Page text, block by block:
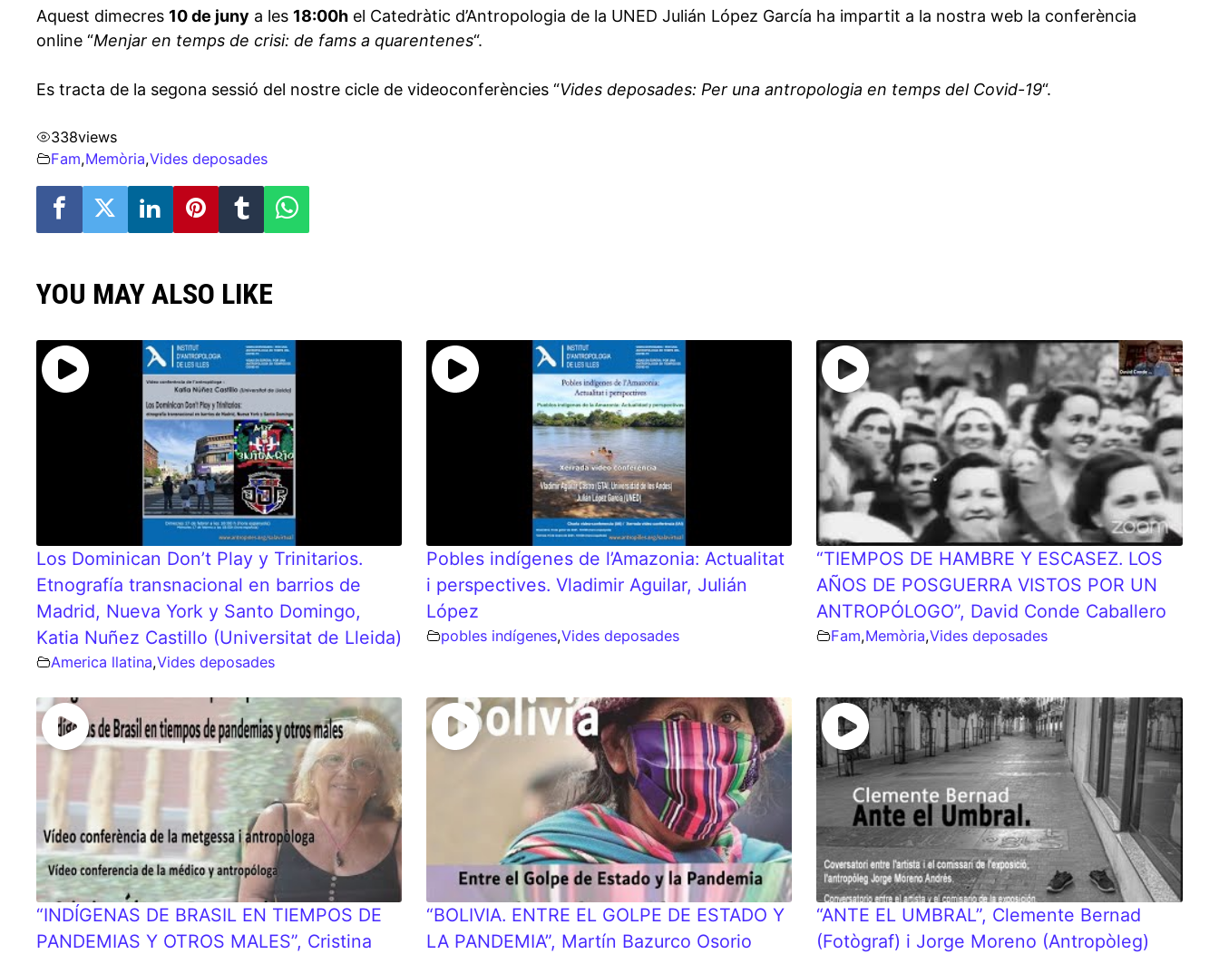
Aquest dimecres 10 de juny a les 18:00h el Catedràtic d’Antropologia de la UNED Julián López García ha impartit a la nostra web la conferència
online “Menjar en temps de crisi: de fams a quarentenes“.
Es tracta de la segona sessió del nostre cicle de videoconferències “Vides deposades: Per una antropologia en temps del Covid-19“.
338views
Fam,Memòria,Vides deposades
YOU MAY ALSO LIKE
Los Dominican Don’t Play y Trinitarios.
Etnografía transnacional en barrios de
Madrid, Nueva York y Santo Domingo,
Katia Nuñez Castillo (Universitat de Lleida)
America llatina,Vides deposades
Pobles indígenes de l’Amazonia: Actualitat
i perspectives. Vladimir Aguilar, Julián
López
pobles indígenes,Vides deposades
“TIEMPOS DE HAMBRE Y ESCASEZ. LOS
AÑOS DE POSGUERRA VISTOS POR UN
ANTROPÓLOGO”, David Conde Caballero
Fam,Memòria,Vides deposades
“INDÍGENAS DE BRASIL EN TIEMPOS DE
PANDEMIAS Y OTROS MALES”, Cristina
“BOLIVIA. ENTRE EL GOLPE DE ESTADO Y
LA PANDEMIA”, Martín Bazurco Osorio
“ANTE EL UMBRAL”, Clemente Bernad
(Fotògraf) i Jorge Moreno (Antropòleg)